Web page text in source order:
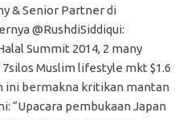
& Senior Partner di
Summit 2014, 2 many
Muslim lifestyle mkt $1.6
ini bermakna kritikan mantan
“Upacara pembukaan Japan